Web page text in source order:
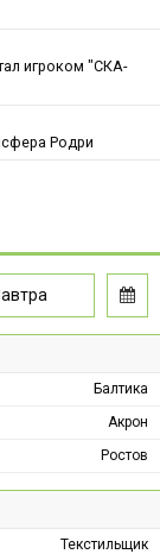
игроком "СКА-
Родри
Балтика
Акрон
Ростов
Текстильщик